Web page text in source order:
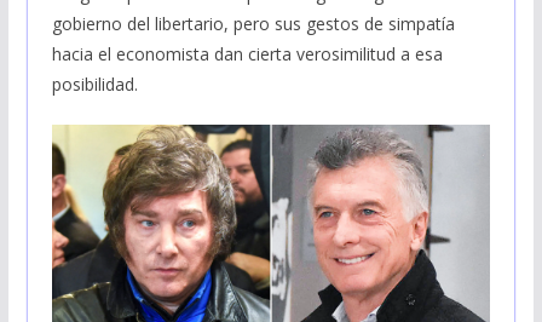
gobierno del libertario, pero sus gestos de simpatía
hacia el economista dan cierta verosimilitud a esa
posibilidad.